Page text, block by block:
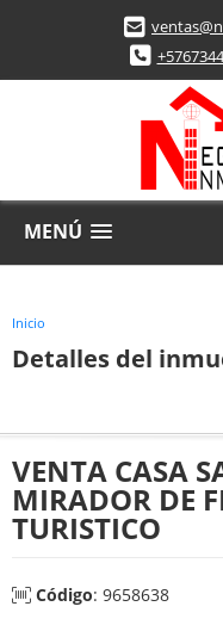
MENÚ
Inicio
Detalles del
VENTA CASA
MIRADOR DE
TURISTICO
Código: 9658638